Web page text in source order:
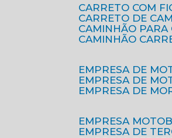
CARRETO COM
CARRETO DE
CAMINHÃO
CAMINHÃO
EMPRESA DE
EMPRESA DE
EMPRESA DE
EMPRESA
EMPRESA DE